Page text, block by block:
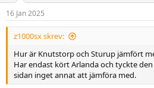
n
e
r
16 Jan 2025
z1000sx skrev:
Hur är Knutstorp och Sturup jämfört
Har endast kört Arlanda och tyckte
sidan inget annat att jämföra med.